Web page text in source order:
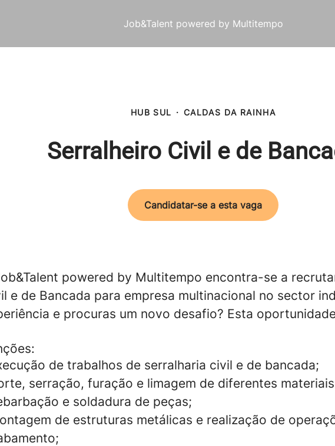
Job&Talent powered by Multitempo
HUB SUL · CALDAS DA RAINHA
Serralheiro Civil e de
Candidatar-se a esta vaga
powered by Multitempo encontra-se a
e de Bancada para empresa multinacional no sector
e procuras um novo desafio? Esta
de trabalhos de serralharia civil e de bancada;
serração, furação e limagem de diferentes
e soldadura de peças;
de estruturas metálicas e realização de